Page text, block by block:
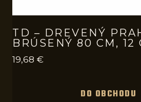
TD – DREVENÝ
BRÚSENÝ 80 CM, 12
19,68 €
DO